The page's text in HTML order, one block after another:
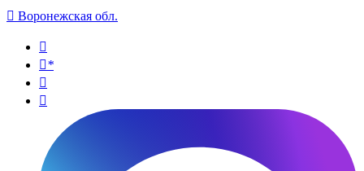
 Воронежская обл.

*

